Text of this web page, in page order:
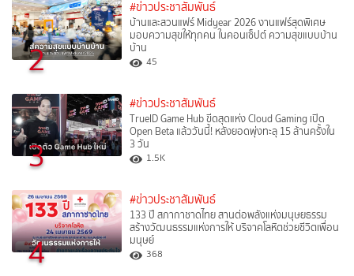
2
#ข่าวประชาสัมพันธ์
บ้านและสวนแฟร์ Midyear 2026 งานแฟร์สุดพิเศษ
มอบความสุขให้ทุกคน ในคอนเซ็ปต์ ความสุขแบบบ้าน
บ้าน
45
3
#ข่าวประชาสัมพันธ์
TrueID Game Hub ขีดสุดแห่ง Cloud Gaming เปิด
Open Beta แล้ววันนี้! หลังยอดพุ่งทะลุ 15 ล้านครั้งใน
3 วัน
1.5K
4
#ข่าวประชาสัมพันธ์
133 ปี สภากาชาดไทย สานต่อพลังแห่งมนุษยธรรม
สร้างวัฒนธรรมแห่งการให้ บริจาคโลหิตช่วยชีวิตเพื่อน
มนุษย์
368